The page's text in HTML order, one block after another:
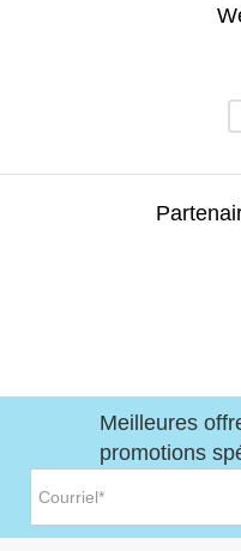
Meilleures
promotions